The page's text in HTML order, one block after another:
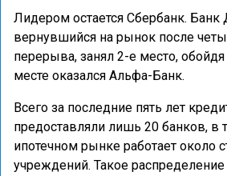
Лидером остается Сбербанк.
вернувшийся на рынок после
перерыва, занял 2-е место,
месте оказался Альфа-Банк.
Всего за последние пять лет
предоставляли лишь 20 банков, в
ипотечном рынке работает около
учреждений. Такое распределение